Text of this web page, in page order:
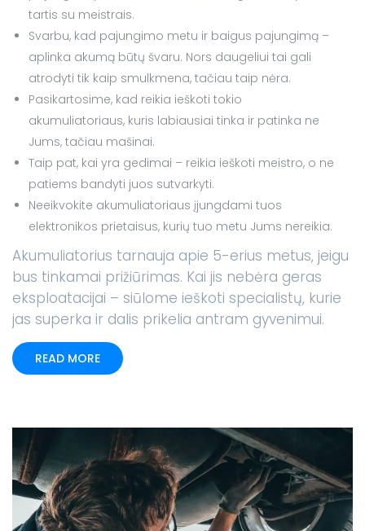
tartis su meistrais.
Svarbu, kad pajungimo metu ir baigus pajungimą –
aplinka akumą būtų švaru. Nors daugeliui tai gali
atrodyti tik kaip smulkmena, tačiau taip nėra.
Pasikartosime, kad reikia ieškoti tokio
akumuliatoriaus, kuris labiausiai tinka ir patinka ne
Jums, tačiau mašinai.
Taip pat, kai yra gedimai – reikia ieškoti meistro, o ne
patiems bandyti juos sutvarkyti.
Neeikvokite akumuliatoriaus įjungdami tuos
elektronikos prietaisus, kurių tuo metu Jums nereikia.
Akumuliatorius tarnauja apie 5-erius metus, jeigu
bus tinkamai prižiūrimas. Kai jis nebėra geras
eksploatacijai – siūlome ieškoti specialistų, kurie
jas superka ir dalis prikelia antram gyvenimui.
READ MORE